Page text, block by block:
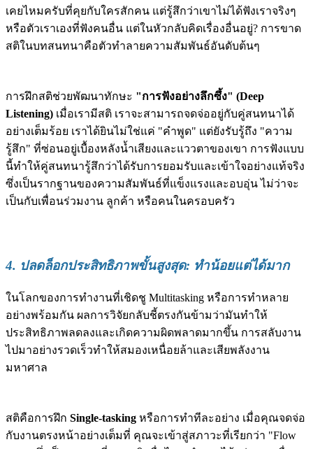
เคยไหมครับที่คุยกับใครสักคน แต่รู้สึกว่าเขาไม่ได้ฟังเราจริงๆ
หรือตัวเราเองที่ฟังคนอื่น แต่ในหัวกลับคิดเรื่องอื่นอยู่? การขาด
สติในบทสนทนาคือตัวทำลายความสัมพันธ์อันดับต้นๆ
การฝึกสติช่วยพัฒนาทักษะ "การฟังอย่างลึกซึ้ง" (Deep
Listening) เมื่อเรามีสติ เราจะสามารถจดจ่ออยู่กับคู่สนทนาได้
อย่างเต็มร้อย เราได้ยินไม่ใช่แค่ "คำพูด" แต่ยังรับรู้ถึง "ความ
รู้สึก" ที่ซ่อนอยู่เบื้องหลังน้ำเสียงและแววตาของเขา การฟังแบบ
นี้ทำให้คู่สนทนารู้สึกว่าได้รับการยอมรับและเข้าใจอย่างแท้จริง
ซึ่งเป็นรากฐานของความสัมพันธ์ที่แข็งแรงและอบอุ่น ไม่ว่าจะ
เป็นกับเพื่อนร่วมงาน ลูกค้า หรือคนในครอบครัว
4. ปลดล็อกประสิทธิภาพขั้นสูงสุด: ทำน้อยแต่ได้มาก
ในโลกของการทำงานที่เชิดชู Multitasking หรือการทำหลาย
อย่างพร้อมกัน ผลการวิจัยกลับชี้ตรงกันข้ามว่ามันทำให้
ประสิทธิภาพลดลงและเกิดความผิดพลาดมากขึ้น การสลับงาน
ไปมาอย่างรวดเร็วทำให้สมองเหนื่อยล้าและเสียพลังงาน
มหาศาล
สติคือการฝึก Single-tasking หรือการทำทีละอย่าง เมื่อคุณจดจ่อ
กับงานตรงหน้าอย่างเต็มที่ คุณจะเข้าสู่สภาวะที่เรียกว่า "Flow